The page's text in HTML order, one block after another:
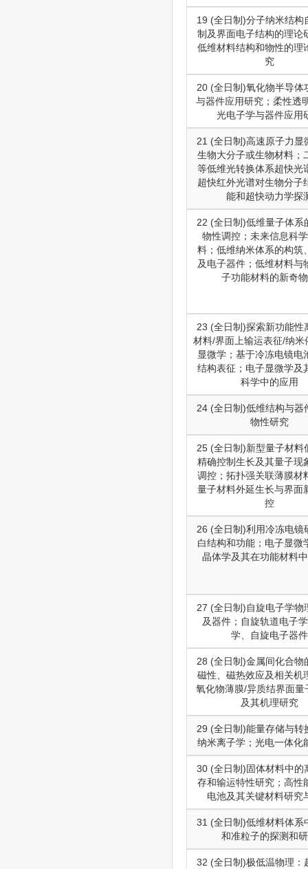
19 (全日制)分子纳米结构
制及界面电子结构的理论
低维材料结构和物性的理
究
20 (全日制)氧化物半导体
与器件应用研究；柔性透
光电子学与器件应用
21 (全日制)高速原子力显
生物大分子或生物材料；
等低维光转换体系超快光
超快红外光谱对生物分子
能和超快动力学探
22 (全日制)低维量子体系
物性调控；未来信息科
料；低维纳米体系的构筑
及电子器件；低维材料与
子功能材料的新奇
23 (全日制)探索新功能性
材料/界面上输运表征/纳米
显微学；基于冷冻电镜电
结构表征；电子显微学及
科学中的应用
24 (全日制)低维结构与器
物性研究
25 (全日制)新型量子材料
精确控制生长及其量子现
调控；拓扑强关联薄膜材
量子材料外延生长与界面
控
26 (全日制)利用冷冻电镜
白结构和功能；电子显微
晶体学及其在功能材料
27 (全日制)自旋电子学物
及器件；自旋轨道电子
学、自旋电子器件
28 (全日制)金属间化合物
磁性、磁热效应及相关机
氧化物薄膜/异质结界面量
及其机理研究
29 (全日制)能量存储与转
纳米离子学；光电一体化
30 (全日制)固体材料中的
存和输运特性研究；高性
电池及其关键材料研究
31 (全日制)低维材料体系
和准粒子的探测和
32 (全日制)极低温物理：